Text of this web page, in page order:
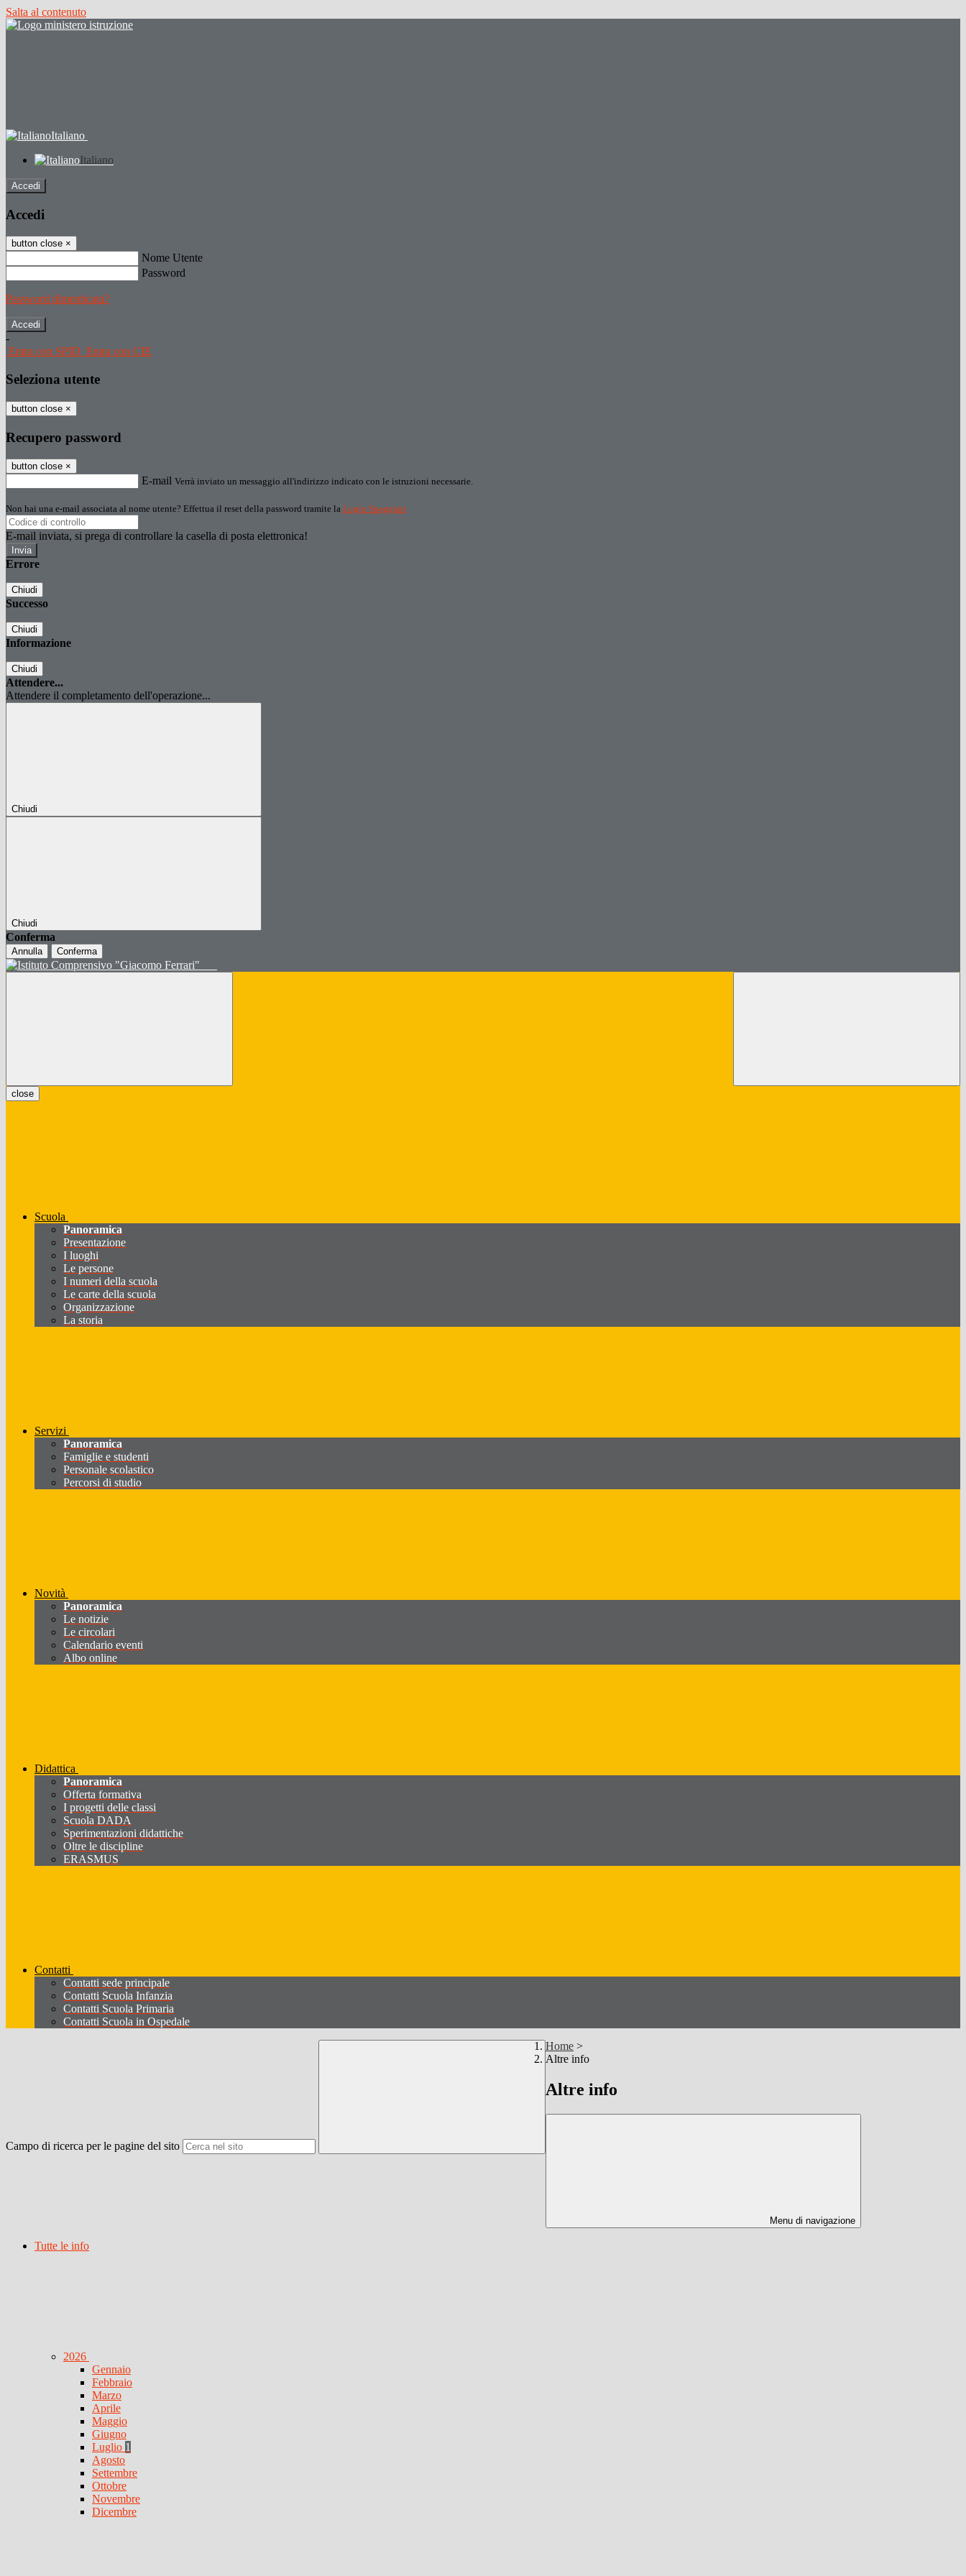
Salta al contenuto
Italiano
Italiano
Accedi
Accedi
button close ×
Nome Utente
Password
Password dimenticata?
-
Entra con SPID Entra con CIE
Seleziona utente
button close ×
Recupero password
button close ×
E-mail Verrà inviato un messaggio all'indirizzo indicato con le istruzioni necessarie.
Non hai una e-mail associata al nome utente? Effettua il reset della password tramite la Login Spaggiari
E-mail inviata, si prega di controllare la casella di posta elettronica!
Errore
Chiudi
Successo
Chiudi
Informazione
Chiudi
Attendere...
Attendere il completamento dell'operazione...
Chiudi
Chiudi
Conferma
Annulla Conferma
close
Scuola
Panoramica
Presentazione
I luoghi
Le persone
I numeri della scuola
Le carte della scuola
Organizzazione
La storia
Servizi
Panoramica
Famiglie e studenti
Personale scolastico
Percorsi di studio
Novità
Panoramica
Le notizie
Le circolari
Calendario eventi
Albo online
Didattica
Panoramica
Offerta formativa
I progetti delle classi
Scuola DADA
Sperimentazioni didattiche
Oltre le discipline
ERASMUS
Contatti
Contatti sede principale
Contatti Scuola Infanzia
Contatti Scuola Primaria
Contatti Scuola in Ospedale
Campo di ricerca per le pagine del sito
Home >
Altre info
Altre info
Menu di navigazione
Tutte le info
2026
Gennaio
Febbraio
Marzo
Aprile
Maggio
Giugno
Luglio 1
Agosto
Settembre
Ottobre
Novembre
Dicembre